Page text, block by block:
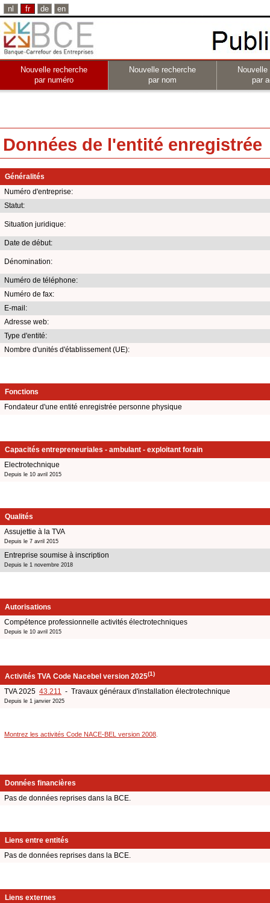
nl fr de en
Nouvelle recherche
par numéro
Nouvelle recherche
par nom
par
Données de l'entité enregistrée
Généralités
Numéro d'entreprise:
Statut:
Situation juridique:
Date de début:
Dénomination:
Numéro de téléphone:
Numéro de fax:
E-mail:
Adresse web:
Type d'entité:
Nombre d'unités d'établissement (UE):
Fonctions
Fondateur d'une entité enregistrée personne physique
Capacités entrepreneuriales - ambulant - exploitant forain
Electrotechnique
Depuis le 10 avril 2015
Qualités
Assujettie à la TVA
Depuis le 7 avril 2015
Entreprise soumise à inscription
Depuis le 1 novembre 2018
Autorisations
Compétence professionnelle activités électrotechniques
Depuis le 10 avril 2015
Activités TVA Code Nacebel version 2025(1)
TVA 2025 43.211 - Travaux généraux d'installation électrotechnique
Depuis le 1 janvier 2025
Montrez les activités Code NACE-BEL version 2008
Données financières
Pas de données reprises dans la BCE.
Liens entre entités
Pas de données reprises dans la BCE.
Liens externes